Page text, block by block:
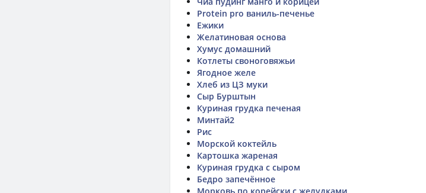
Protein pro ваниль-печенье
Ежики
Желатиновая основа
Хумус домашний
Котлеты своноговяжьи
Ягодное желе
Хлеб из ЦЗ муки
Сыр Бурштын
Куриная грудка печеная
Минтай2
Рис
Морской коктейль
Картошка жареная
Куриная грудка с сыром
Бедро запечённое